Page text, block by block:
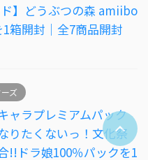
】どうぶつの森 amiibo
箱開封｜全7商品開封
ズ
ャラプレミアムパック
りたくないっ！文化祭
!!ドラ娘100％パックを1